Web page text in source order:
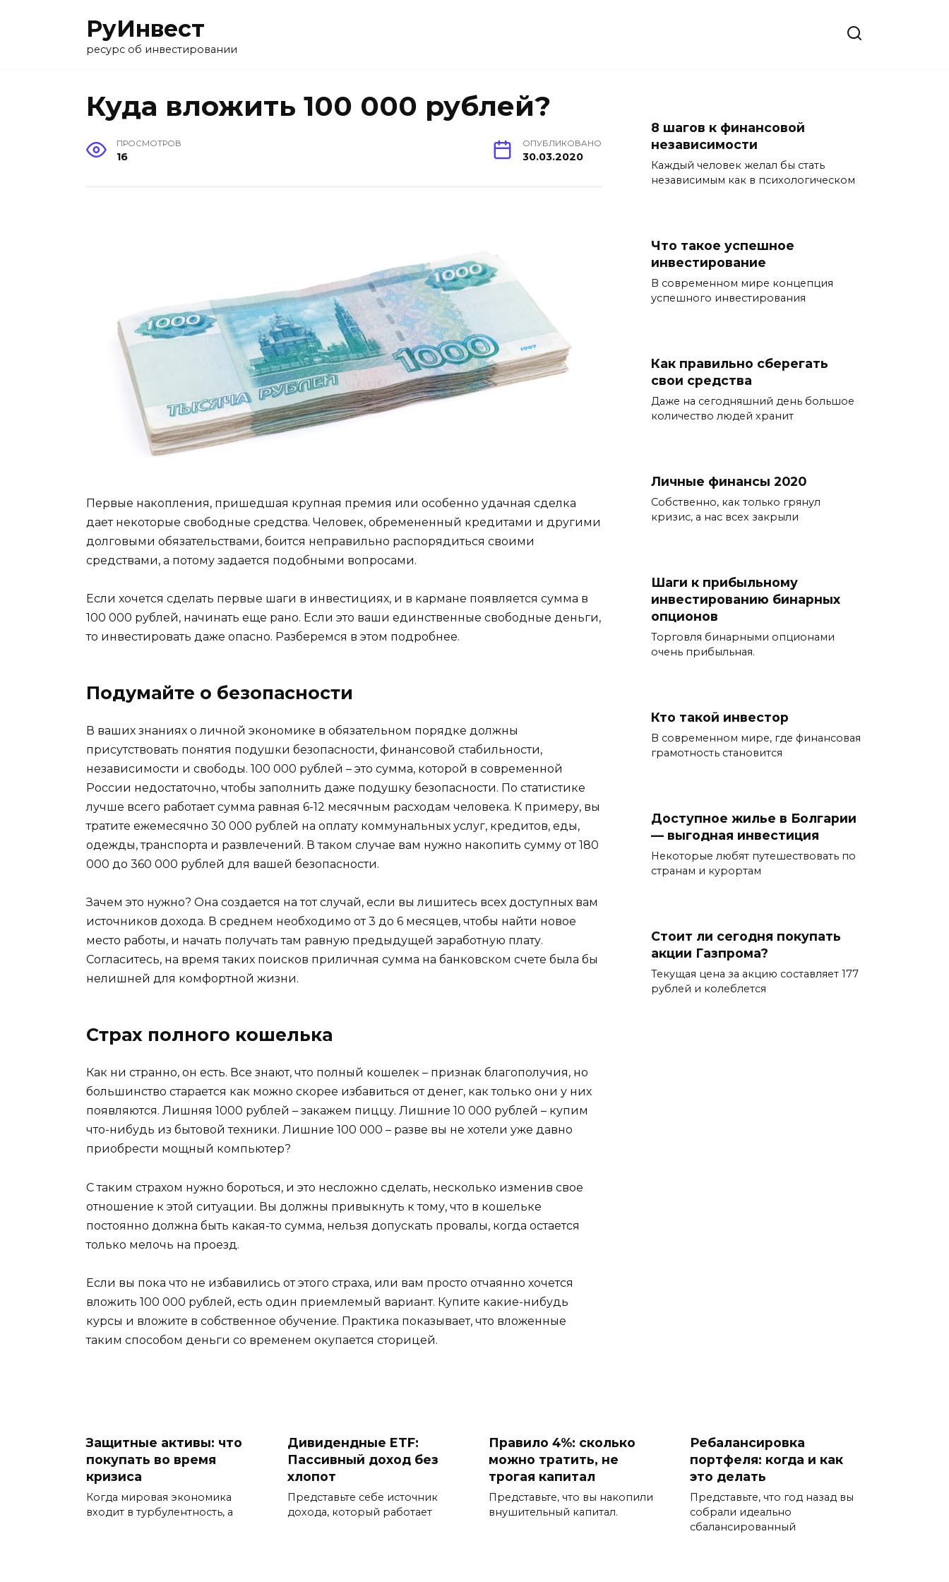
РуИнвест
ресурс об инвестировании
Куда вложить 100 000 рублей?
ПРОСМОТРОВ
16
ОПУБЛИКОВАНО
30.03.2020
Первые накопления, пришедшая крупная премия или особенно удачная сделка
дает некоторые свободные средства. Человек, обремененный кредитами и другими
долговыми обязательствами, боится неправильно распорядиться своими
средствами, а потому задается подобными вопросами.
Если хочется сделать первые шаги в инвестициях, и в кармане появляется сумма в
100 000 рублей, начинать еще рано. Если это ваши единственные свободные деньги,
то инвестировать даже опасно. Разберемся в этом подробнее.
Подумайте о безопасности
В ваших знаниях о личной экономике в обязательном порядке должны
присутствовать понятия подушки безопасности, финансовой стабильности,
независимости и свободы. 100 000 рублей – это сумма, которой в современной
России недостаточно, чтобы заполнить даже подушку безопасности. По статистике
лучше всего работает сумма равная 6-12 месячным расходам человека. К примеру, вы
тратите ежемесячно 30 000 рублей на оплату коммунальных услуг, кредитов, еды,
одежды, транспорта и развлечений. В таком случае вам нужно накопить сумму от 180
000 до 360 000 рублей для вашей безопасности.
Зачем это нужно? Она создается на тот случай, если вы лишитесь всех доступных вам
источников дохода. В среднем необходимо от 3 до 6 месяцев, чтобы найти новое
место работы, и начать получать там равную предыдущей заработную плату.
Согласитесь, на время таких поисков приличная сумма на банковском счете была бы
нелишней для комфортной жизни.
Страх полного кошелька
Как ни странно, он есть. Все знают, что полный кошелек – признак благополучия, но
большинство старается как можно скорее избавиться от денег, как только они у них
появляются. Лишняя 1000 рублей – закажем пиццу. Лишние 10 000 рублей – купим
что-нибудь из бытовой техники. Лишние 100 000 – разве вы не хотели уже давно
приобрести мощный компьютер?
С таким страхом нужно бороться, и это несложно сделать, несколько изменив свое
отношение к этой ситуации. Вы должны привыкнуть к тому, что в кошельке
постоянно должна быть какая-то сумма, нельзя допускать провалы, когда остается
только мелочь на проезд.
Если вы пока что не избавились от этого страха, или вам просто отчаянно хочется
вложить 100 000 рублей, есть один приемлемый вариант. Купите какие-нибудь
курсы и вложите в собственное обучение. Практика показывает, что вложенные
таким способом деньги со временем окупается сторицей.
8 шагов к финансовой
независимости
Каждый человек желал бы стать
независимым как в психологическом
Что такое успешное
инвестирование
В современном мире концепция
успешного инвестирования
Как правильно сберегать
свои средства
Даже на сегодняшний день большое
количество людей хранит
Личные финансы 2020
Собственно, как только грянул
кризис, а нас всех закрыли
Шаги к прибыльному
инвестированию бинарных
опционов
Торговля бинарными опционами
очень прибыльная.
Кто такой инвестор
В современном мире, где финансовая
грамотность становится
Доступное жилье в Болгарии
— выгодная инвестиция
Некоторые любят путешествовать по
странам и курортам
Стоит ли сегодня покупать
акции Газпрома?
Текущая цена за акцию составляет 177
рублей и колеблется
Защитные активы: что
покупать во время
кризиса
Когда мировая экономика
входит в турбулентность, а
Дивидендные ETF:
Пассивный доход без
хлопот
Представьте себе источник
дохода, который работает
Правило 4%: сколько
можно тратить, не
трогая капитал
Представьте, что вы накопили
внушительный капитал.
Ребалансировка
портфеля: когда и как
это делать
Представьте, что год назад вы
собрали идеально
сбалансированный